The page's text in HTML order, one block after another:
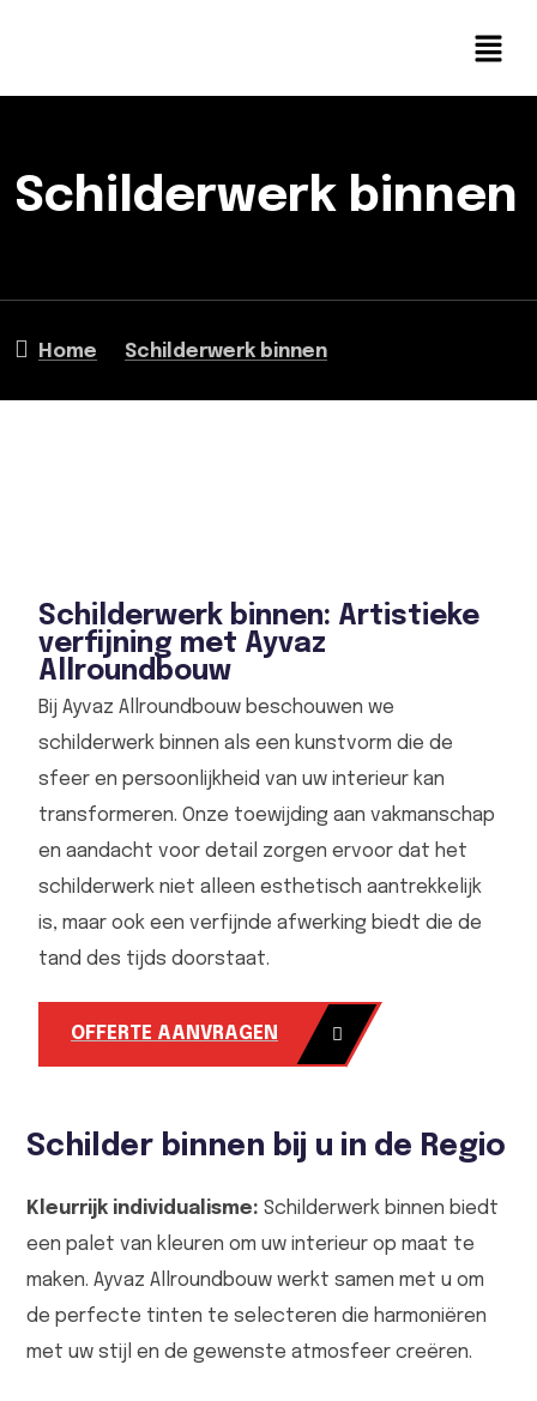
Schilderwerk binnen
Home Schilderwerk binnen
Schilderwerk binnen: Artistieke
verfijning met Ayvaz
Allroundbouw
Bij Ayvaz Allroundbouw beschouwen we
schilderwerk binnen als een kunstvorm die de
sfeer en persoonlijkheid van uw interieur kan
transformeren. Onze toewijding aan vakmanschap
en aandacht voor detail zorgen ervoor dat het
schilderwerk niet alleen esthetisch aantrekkelijk
is, maar ook een verfijnde afwerking biedt die de
tand des tijds doorstaat.
OFFERTE AANVRAGEN
Schilder binnen bij u in de Regio
Kleurrijk individualisme: Schilderwerk binnen biedt
een palet van kleuren om uw interieur op maat te
maken. Ayvaz Allroundbouw werkt samen met u om
de perfecte tinten te selecteren die harmoniëren
met uw stijl en de gewenste atmosfeer creëren.